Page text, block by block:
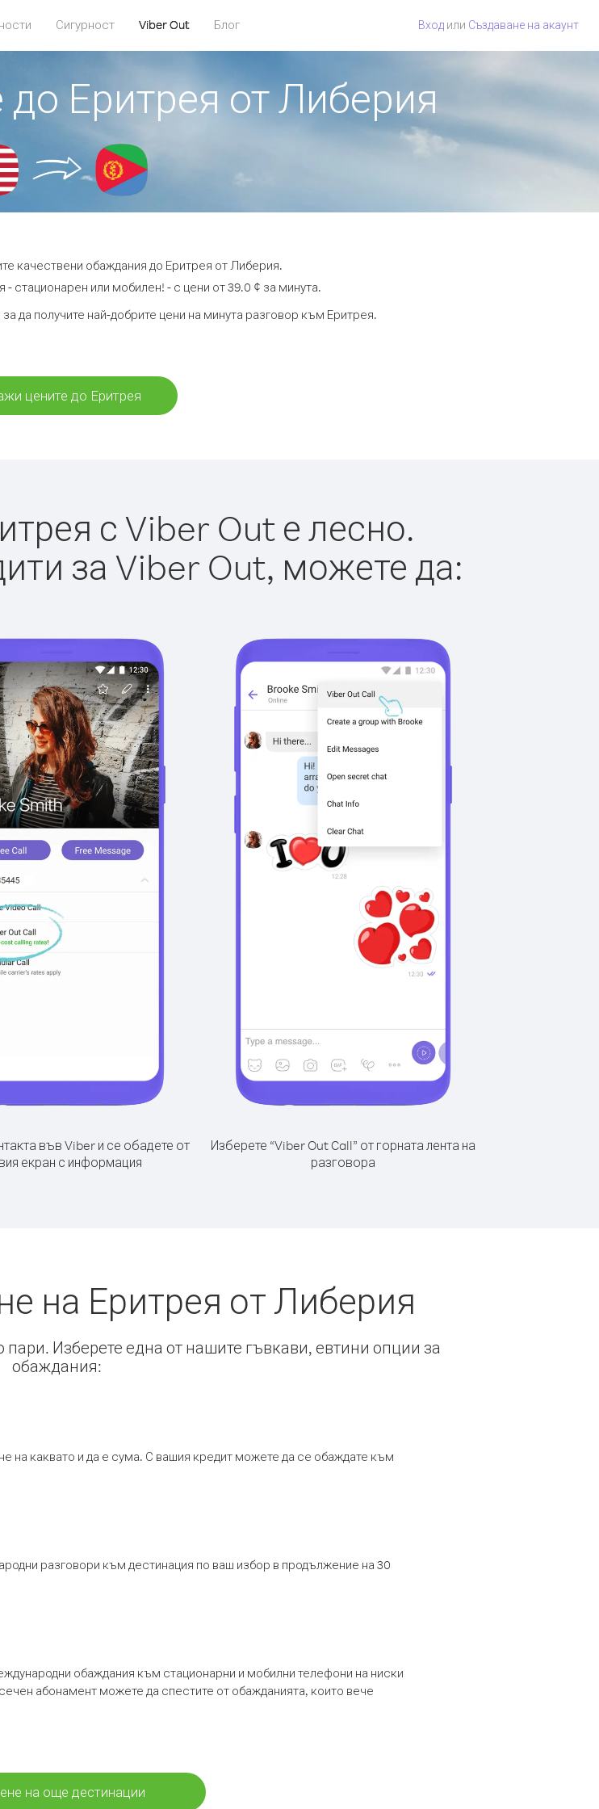
Сигурност Viber Out Блог Вход или Създаване на акаунт
до Еритрея от Либерия
качествени обаждания до Еритрея от Либерия.
стационарен или мобилен! - с цени от 39.0 ¢ за минута.
да получите най-добрите цени на минута разговор към Еритрея.
цените до Еритрея
с Viber Out е лесно.
за Viber Out, можете да:
във Viber и се обадете от
екран с информация
Изберете “Viber Out Call” от горната лента на
разговора
на Еритрея от Либерия
Изберете една от нашите гъвкави, евтини опции за
обаждания:
на каквато и да е сума. С вашия кредит можете да се обаждате към
разговори към дестинация по ваш избор в продължение на 30
обаждания към стационарни и мобилни телефони на ниски
абонамент можете да спестите от обажданията, които вече
на още дестинации